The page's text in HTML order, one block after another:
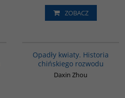
ZOBACZ
Opadły kwiaty. Historia
chińskiego rozwodu
Daxin Zhou